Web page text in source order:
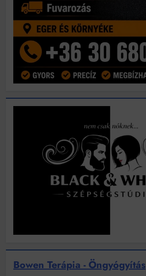
Bowen Terápia - Öngyógyítás